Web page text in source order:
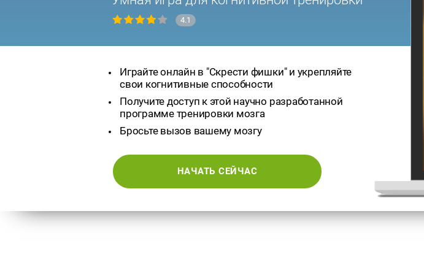
4.1
Играйте онлайн в "Скрести фишки" и укрепляйте
свои когнитивные способности
Получите доступ к этой научно разработанной
программе тренировки мозга
Бросьте вызов вашему мозгу
НАЧАТЬ СЕЙЧАС